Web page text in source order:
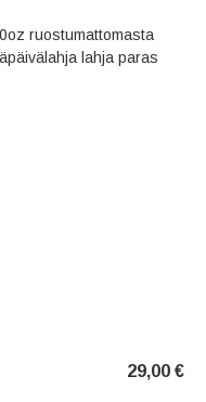
ruostumattomasta
lahja paras
29,00 €